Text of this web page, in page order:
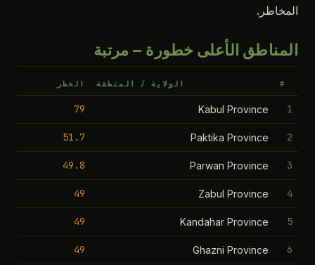
الأعلى خطورة — مرتبة
الولاية / المنطقة الخطر
Kabul Province
Paktika Province
Parwan Province
Zabul Province
Kandahar Province
Ghazni Province